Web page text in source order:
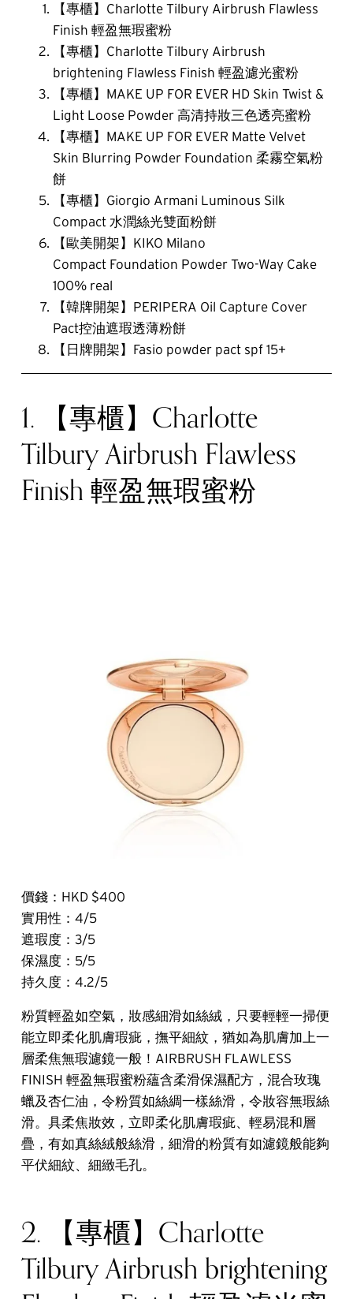
【專櫃】Charlotte Tilbury Airbrush Flawless
Finish 輕盈無瑕蜜粉
【專櫃】Charlotte Tilbury Airbrush
brightening Flawless Finish 輕盈濾光蜜粉
【專櫃】MAKE UP FOR EVER HD Skin Twist &
Light Loose Powder 高清持妝三色透亮蜜粉
【專櫃】MAKE UP FOR EVER Matte Velvet
Skin Blurring Powder Foundation 柔霧空氣粉
餅
【專櫃】Giorgio Armani Luminous Silk
Compact 水潤絲光雙面粉餅
【歐美開架】KIKO Milano
Compact Foundation Powder Two-Way Cake
100% real
【韓牌開架】PERIPERA Oil Capture Cover
Pact控油遮瑕透薄粉餅
【日牌開架】Fasio powder pact spf 15+
1. 【專櫃】Charlotte
Tilbury Airbrush Flawless
Finish 輕盈無瑕蜜粉
價錢：HKD $400
實用性：4/5
遮瑕度：3/5
保濕度：5/5
持久度：4.2/5
粉質輕盈如空氣，妝感細滑如絲絨，只要輕輕一掃便
能立即柔化肌膚瑕疵，撫平細紋，猶如為肌膚加上一
層柔焦無瑕濾鏡一般！AIRBRUSH FLAWLESS
FINISH 輕盈無瑕蜜粉蘊含柔滑保濕配方，混合玫瑰
蠟及杏仁油，令粉質如絲綢一樣絲滑，令妝容無瑕絲
滑。具柔焦妝效，立即柔化肌膚瑕疵、輕易混和層
疊，有如真絲絨般絲滑，細滑的粉質有如濾鏡般能夠
平伏細紋、細緻毛孔。
2. 【專櫃】Charlotte
Tilbury Airbrush brightening